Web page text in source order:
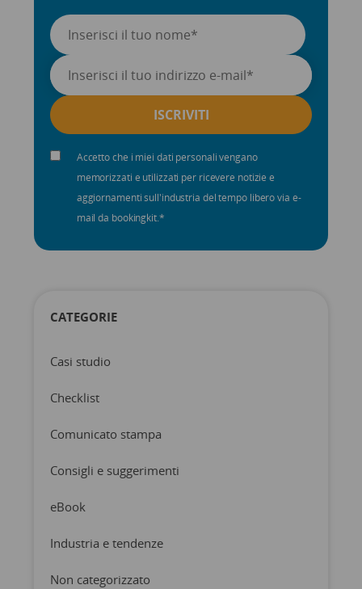
Accetto che i miei dati personali vengano
memorizzati e utilizzati per ricevere notizie e
aggiornamenti sull'industria del tempo libero via e-
mail da bookingkit.*
CATEGORIE
Casi studio
Checklist
Comunicato stampa
Consigli e suggerimenti
eBook
Industria e tendenze
Non categorizzato